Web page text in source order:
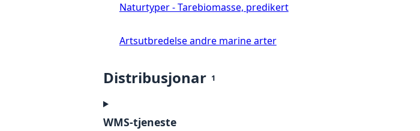
Naturtyper - Tarebiomasse, predikert
Artsutbredelse andre marine arter
Distribusjonar 1
WMS-tjeneste